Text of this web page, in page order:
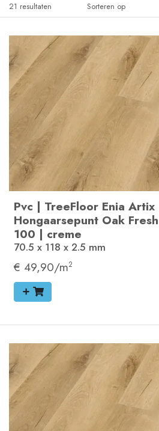
21 resultaten Sorteren op
Pvc | TreeFloor Enia Artix
Hongaarsepunt Oak Fresh
100 | creme
70.5 x 118 x 2.5 mm
€ 49,90/m2